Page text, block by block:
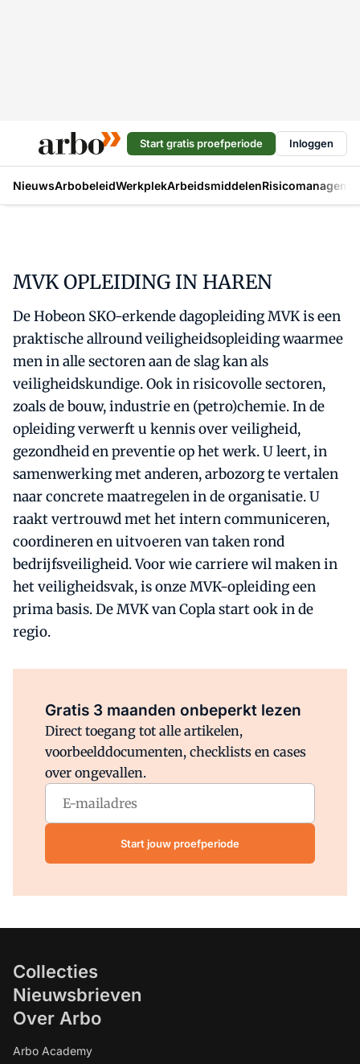
Start gratis proefperiode Inloggen
NieuwsArbobeleidWerkplekArbeidsmiddelen
MVK OPLEIDING IN HAREN
De Hobeon SKO-erkende dagopleiding MVK is een
praktische allround veiligheidsopleiding waarmee
men in alle sectoren aan de slag kan als
veiligheidskundige. Ook in risicovolle sectoren,
zoals de bouw, industrie en (petro)chemie. In de
opleiding verwerft u kennis over veiligheid,
gezondheid en preventie op het werk. U leert, in
samenwerking met anderen, arbozorg te vertalen
naar concrete maatregelen in de organisatie. U
raakt vertrouwd met het intern communiceren,
coordineren en uitvoeren van taken rond
bedrijfsveiligheid. Voor wie carriere wil maken in
het veiligheidsvak, is onze MVK-opleiding een
prima basis. De MVK van Copla start ook in de
regio.
Gratis 3 maanden onbeperkt lezen
Direct toegang tot alle artikelen,
voorbeelddocumenten, checklists en cases
over ongevallen.
Start jouw proefperiode
Collecties
Nieuwsbrieven
Over Arbo
Arbo Academy